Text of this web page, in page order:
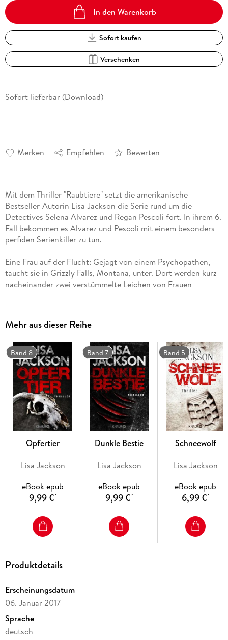
In den Warenkorb
Sofort kaufen
Verschenken
Sofort lieferbar (Download)
Merken Empfehlen Bewerten
Mit dem Thriller "Raubtiere" setzt die amerikanische
Bestseller-Autorin Lisa Jackson die Serie rund um die
Detectives Selena Alvarez und Regan Pescoli fort. In ihrem 6.
Fall bekommen es Alvarez und Pescoli mit einem besonders
perfiden Serienkiller zu tun.
Eine Frau auf der Flucht: Gejagt von einem Psychopathen,
taucht sie in Grizzly Falls, Montana, unter. Dort werden kurz
nacheinander zwei verstümmelte Leichen von Frauen
handelt, doch sie kann sich wegen ihrer eigenen dunklen
Vergangenheit nicht an die Polizei wenden. Detectives
Alvarez und Pescoli übernehmen den Fall. Aber ihnen fehlt
jede Spur, und der Mörder scheint ihnen stets einen Schritt
voraus zu sein . . .
Mehr aus dieser Reihe
Band 8
Opfertier
Lisa Jackson
eBook epub
9,99 €*
Band 7
Dunkle Bestie
Lisa Jackson
eBook epub
9,99 €*
Band 5
Schneewolf
Lisa Jackson
eBook epub
6,99 €*
Produktdetails
Erscheinungsdatum
06. Januar 2017
Sprache
deutsch